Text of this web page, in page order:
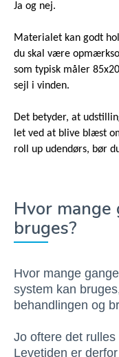
Ja og nej.
Materialet kan godt
du skal være
som typisk måler
sejl i vinden.
Det betyder, at
let ved at blive blæst
roll up udendørs, bør
Hvor
bruges?
Hvor mange
system kan
behandlingen og
Jo oftere det
Levetiden er